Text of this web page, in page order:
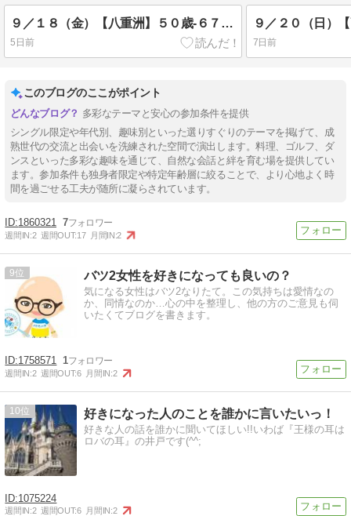
９／１８（金）【八重洲】５０歳-６７歳・シングル限定！《 乾杯！連休前 花金☆秋恋しよ♪》おとなの恋活＆花金交流会♪
5日前 7日前
このブログのここがポイント
多彩なテーマと安心の参加条件を提供
シングル限定や年代別、趣味別といった選りすぐりのテーマを掲げて、成
熟世代の交流と出会いを洗練された空間で演出します。料理、ゴルフ、ダ
ンスといった多彩な趣味を通じて、自然な会話と絆を育む場を提供してい
ます。参加条件も独身者限定や特定年齢層に絞ることで、より心地よく時
間を過ごせる工夫が随所に凝らされています。
1860321 7
週間IN:2 週間OUT:17 月間IN:2
9 バツ2女性を好きになっても良いの？
気になる女性はバツ2なりたて。この気持ちは愛情なの
か、同情なのか…心の中を整理し、他の方のご意見も伺
いたくてブログを書きます。
1758571 1
週間IN:2 週間OUT:6 月間IN:2
10 好きになった人のことを誰かに言いたいっ！
好きな人の話を誰かに聞いてほしい!!いわば『王様の耳は
ロバの耳』の井戸です(^^;
1075224
週間IN:2 週間OUT:6 月間IN:2